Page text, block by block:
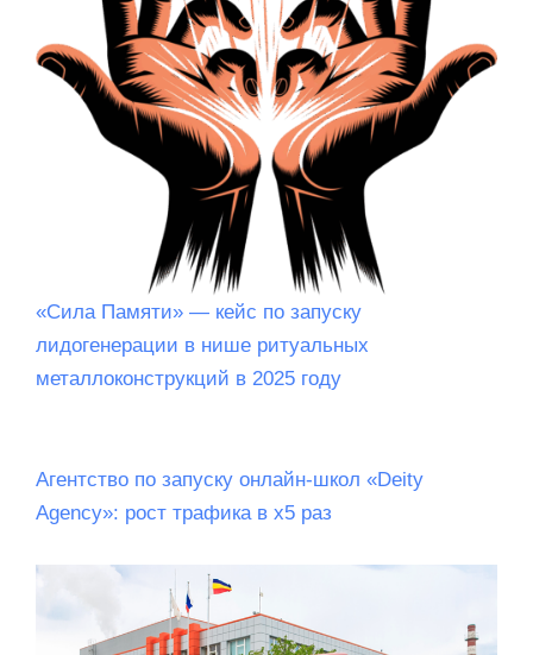
«Сила Памяти» — кейс по запуску
лидогенерации в нише ритуальных
металлоконструкций в 2025 году
Агентство по запуску онлайн-школ «Deity
Agency»: рост трафика в х5 раз